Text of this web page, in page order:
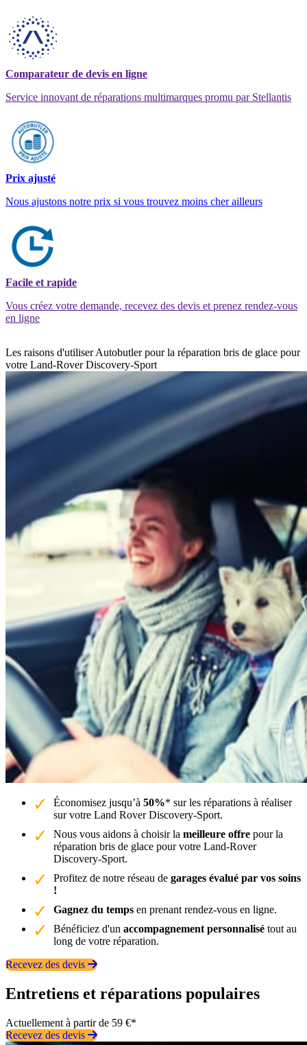
Comparateur de devis en ligne
Service innovant de réparations multimarques promu par Stellantis
Prix ajusté
Nous ajustons notre prix si vous trouvez moins cher ailleurs
Facile et rapide
Vous créez votre demande, recevez des devis et prenez rendez-vous
en ligne
Les raisons d'utiliser Autobutler pour la réparation bris de glace pour
votre Land-Rover Discovery-Sport
Économisez jusqu’à 50%* sur les réparations à réaliser
sur votre Land Rover Discovery-Sport.
Nous vous aidons à choisir la meilleure offre pour la
réparation bris de glace pour votre Land-Rover
Discovery-Sport.
Profitez de notre réseau de garages évalué par vos soins
!
Gagnez du temps en prenant rendez-vous en ligne.
Bénéficiez d'un accompagnement personnalisé tout au
long de votre réparation.
Recevez des devis
Entretiens et réparations populaires
Actuellement à partir de 59 €*
Recevez des devis